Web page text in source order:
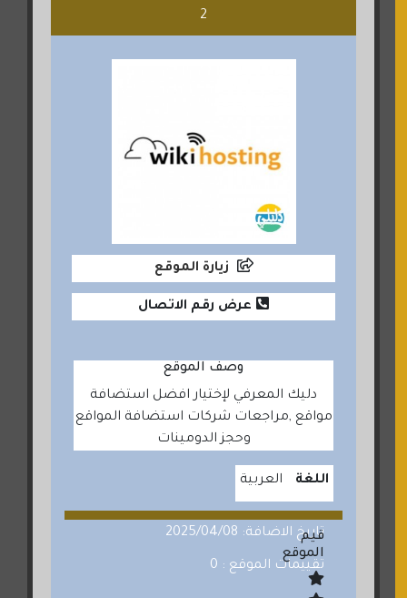
2
زيارة الموقع
عرض رقم الاتصال
وصف الموقع
دليك المعرفي لإختيار افضل استضافة
مواقع ,مراجعات شركات استضافة المواقع
وحجز الدومينات
اللغة العربية
تاريخ الاضافة: 2025/04/08
تقييمات الموقع : 0
قيم
الموقع